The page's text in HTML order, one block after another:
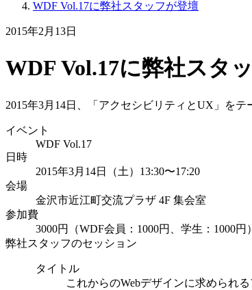
WDF Vol.17に弊社スタッフが登壇
2015年2月13日
WDF Vol.17に弊社スタ
2015年3月14日、「アクセシビリティとUX」を
イベント
WDF Vol.17
日時
2015年3月14日（土）13:30〜17:20
会場
金沢市近江町交流プラザ 4F 集会室
参加費
3000円（WDF会員：1000円、学生：1000円）
弊社スタッフのセッション
タイトル
これからのWebデザインに求められ